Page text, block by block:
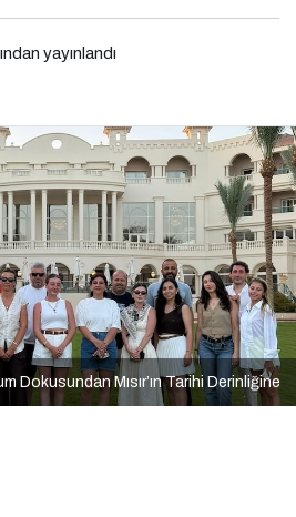
yayınlandı
Dokusundan Mısır’ın Tarihi Derinliğine